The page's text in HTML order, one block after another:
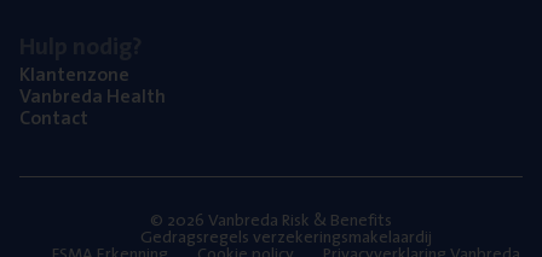
Klan­ten­zo­ne
Van­b­re­da Health
Con­tact
© 2026 Vanbreda Risk & Benefits
Gedragsregels verzekeringsmakelaardij